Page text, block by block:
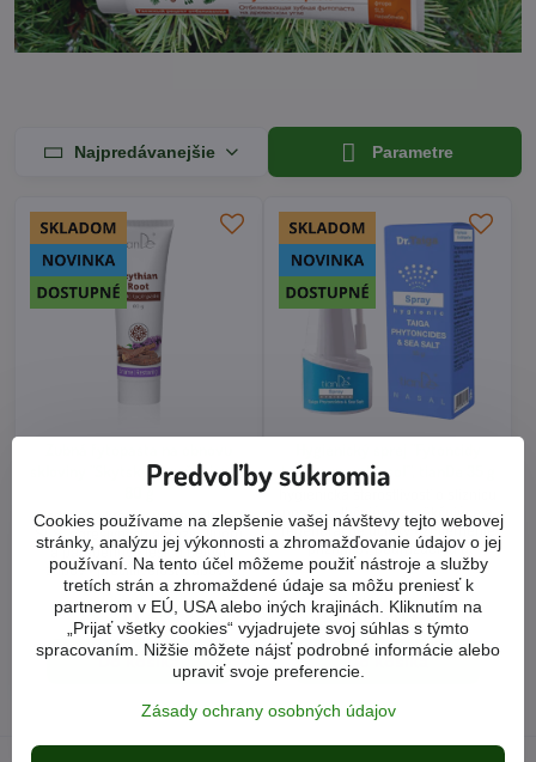
Najpredávanejšie Parametre
skloviny "Skytský koreň", tianDe
80 g
zdravý a krásny úsmev • bez
SLS, agresívnych abrazív, fluóru
a parabénov • lesk a belosť
zubov • precitlivelosť zubov •
svieži dych • zdravý ústny
mikrobióm
Skladom 1-2 dni
11 €
Do košíka
tajgy a morská soľ", tianDe 35 g
nosa • zvlhčujúce, zmäkčujúce a
regeneračné účinky • zmiernenie
príznakov podráždenia a
suchosti slizníc
Skladom 1-2 dni
10,20 €
Do košíka
Predvoľby súkromia
Cookies používame na zlepšenie vašej návštevy tejto webovej
stránky, analýzu jej výkonnosti a zhromažďovanie údajov o jej
používaní. Na tento účel môžeme použiť nástroje a služby
tretích strán a zhromaždené údaje sa môžu preniesť k
partnerom v EÚ, USA alebo iných krajinách. Kliknutím na
„Prijať všetky cookies“ vyjadrujete svoj súhlas s týmto
spracovaním. Nižšie môžete nájsť podrobné informácie alebo
upraviť svoje preferencie.
Zásady ochrany osobných údajov